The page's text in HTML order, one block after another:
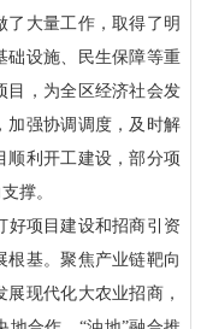
了大量工作，取得了明
础设施、民生保障等重
目，为全区经济社会发
加强协调调度，及时解
顺利开工建设，部分项
撑。
好项目建设和招商引资
根基。聚焦产业链靶向
现代化大农业招商，